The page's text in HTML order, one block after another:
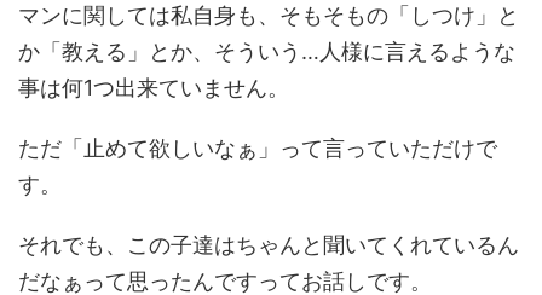
マンに関しては私自身も、そもそもの「しつけ」と
か「教える」とか、そういう…人様に言えるような
事は何1つ出来ていません。
ただ「止めて欲しいなぁ」って言っていただけで
す。
それでも、この子達はちゃんと聞いてくれているん
だなぁって思ったんですってお話しです。